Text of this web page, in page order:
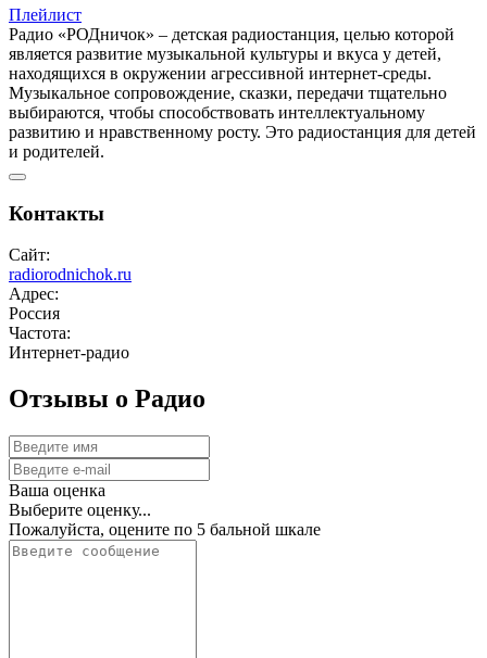
Плейлист
Радио «РОДничок» – детская радиостанция, целью которой
является развитие музыкальной культуры и вкуса у детей,
находящихся в окружении агрессивной интернет-среды.
Музыкальное сопровождение, сказки, передачи тщательно
выбираются, чтобы способствовать интеллектуальному
развитию и нравственному росту. Это радиостанция для детей
и родителей.
Контакты
Сайт:
radiorodnichok.ru
Адрес:
Россия
Частота:
Интернет-радио
Отзывы о Радио
Ваша оценка
Выберите оценку...
Пожалуйста, оцените по 5 бальной шкале